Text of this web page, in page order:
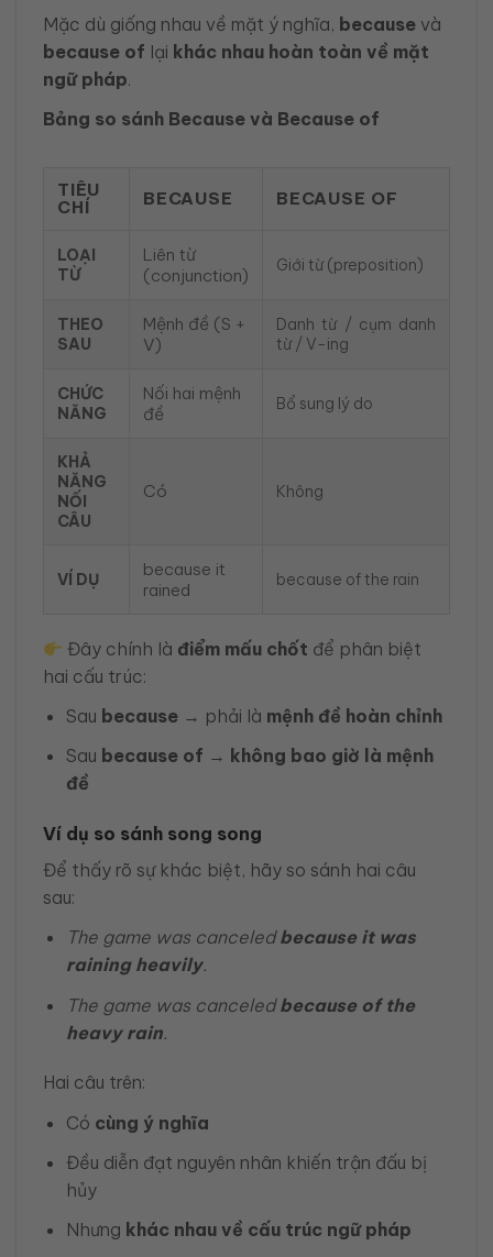
Mặc dù giống nhau về mặt ý nghĩa, because và
because of lại khác nhau hoàn toàn về mặt
ngữ pháp.
Bảng so sánh Because và Because of
TIÊU
CHÍ
BECAUSE BECAUSE OF
LOẠI
TỪ
Liên từ
(conjunction)
Giới từ (preposition)
THEO
SAU
Mệnh đề (S +
V)
Danh từ / cụm danh
từ / V-ing
CHỨC
NĂNG
Nối hai mệnh
đề
Bổ sung lý do
KHẢ
NĂNG
NỐI
CÂU
Có Không
VÍ DỤ
because it
rained
because of the rain
Đây chính là điểm mấu chốt để phân biệt
hai cấu trúc:
Sau because→ phải là mệnh đề hoàn chỉnh
Sau because of → không bao giờ là mệnh
đề
Ví dụ so sánh song song
Để thấy rõ sự khác biệt, hãy so sánh hai câu
sau:
The game was canceledbecause it was
raining heavily.
The game was canceledbecause of the
heavy rain.
Hai câu trên:
Có cùng ý nghĩa
Đều diễn đạt nguyên nhân khiến trận đấu bị
hủy
Nhưng khác nhau về cấu trúc ngữ pháp